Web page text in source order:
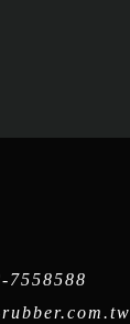
7558588